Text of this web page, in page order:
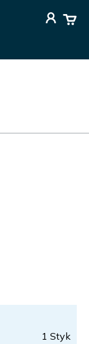
1 Styk